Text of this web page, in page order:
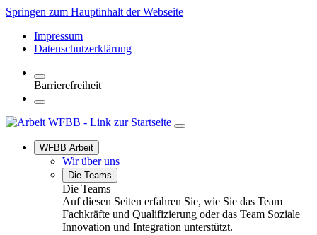
Springen zum Hauptinhalt der Webseite
Impressum
Datenschutzerklärung
Barrierefreiheit
WFBB Arbeit
Wir über uns
Die Teams
Die Teams
Auf diesen Seiten erfahren Sie, wie Sie das Team
Fachkräfte und Qualifizierung oder das Team Soziale
Innovation und Integration unterstützt.